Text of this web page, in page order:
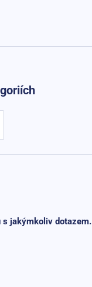
s jakýmkoliv dotazem.